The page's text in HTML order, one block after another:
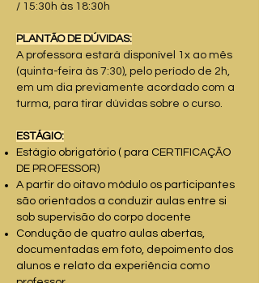
/ 15:30h às 18:30h
PLANTÃO DE DÚVIDAS:
A professora estará disponível 1x ao mês
(quinta-feira às 7:30), pelo período de 2h,
em um dia previamente acordado com a
turma, para tirar dúvidas sobre o curso.
ESTÁGIO:
Estágio obrigatório ( para CERTIFICAÇÃO
DE PROFESSOR)
A partir do oitavo módulo os participantes
são orientados a conduzir aulas entre si
sob supervisão do corpo docente
Condução de quatro aulas abertas,
documentadas em foto, depoimento dos
alunos e relato da experiência como